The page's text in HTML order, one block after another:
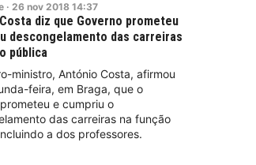
· 26 nov 2018 14:37
diz que Governo prometeu
descongelamento das carreiras
pública
ministro, António Costa, afirmou
feira, em Braga, que o
e cumpriu o
das carreiras na função
a dos professores.